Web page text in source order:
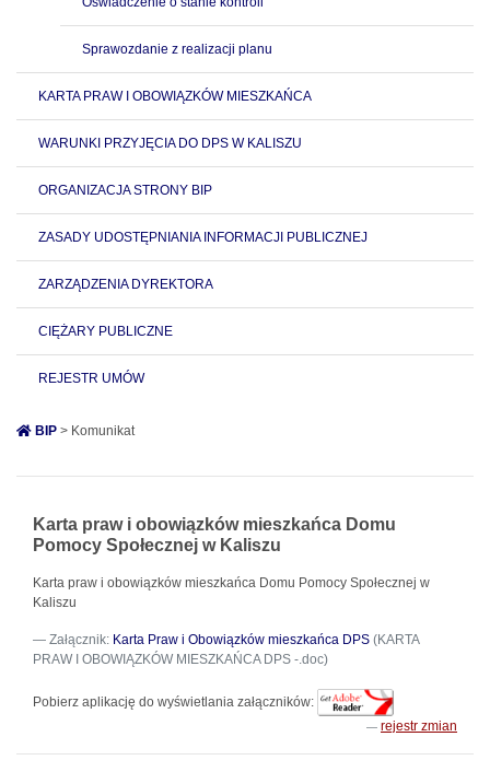
Sprawozdanie z realizacji planu
KARTA PRAW I OBOWIĄZKÓW MIESZKAŃCA
WARUNKI PRZYJĘCIA DO DPS W KALISZU
ORGANIZACJA STRONY BIP
ZASADY UDOSTĘPNIANIA INFORMACJI PUBLICZNEJ
ZARZĄDZENIA DYREKTORA
CIĘŻARY PUBLICZNE
REJESTR UMÓW
BIP > Komunikat
Karta praw i obowiązków mieszkańca Domu
Pomocy Społecznej w Kaliszu
Karta praw i obowiązków mieszkańca Domu Pomocy Społecznej w
Kaliszu
Załącznik: Karta Praw i Obowiązków mieszkańca DPS (KARTA
PRAW I OBOWIĄZKÓW MIESZKAŃCA DPS -.doc)
Pobierz aplikację do wyświetlania załączników:
rejestr zmian